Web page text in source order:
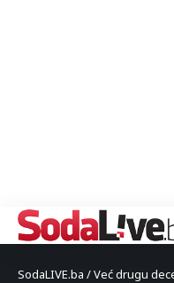
SodaLIVE.ba / Već drugu